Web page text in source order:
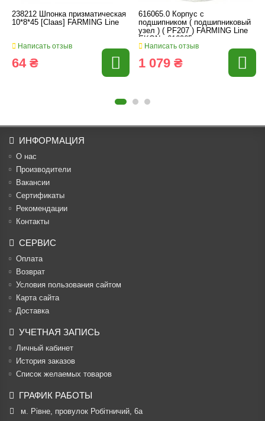
238212 Шпонка призматическая
10*8*45 [Claas] FARMING Line
Написать отзыв
64 ₴
616065.0 Корпус с
подшипником ( подшипниковый
узел ) ( PF207 ) FARMING Line
EKON., 616065
Написать отзыв
1 079 ₴
ИНФОРМАЦИЯ
О нас
Производители
Вакансии
Cертификаты
Рекомендации
Контакты
СЕРВИС
Оплата
Возврат
Условия пользования сайтом
Карта сайта
Доставка
УЧЕТНАЯ ЗАПИСЬ
Личный кабинет
История заказов
Список желаемых товаров
ГРАФИК РАБОТЫ
м. Рівне, провулок Робітничий, 6а